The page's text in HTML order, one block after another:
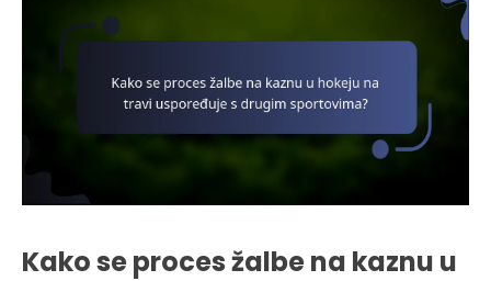
Kako se proces žalbe na kaznu u